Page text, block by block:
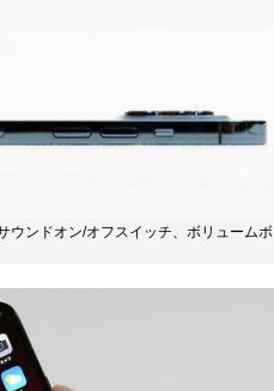
ウンドオン/オフスイッチ、ボリュームボ